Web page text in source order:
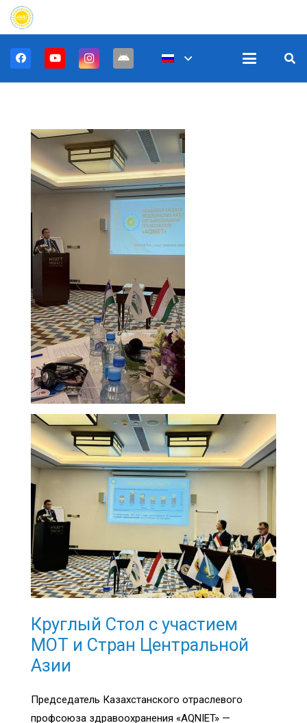
Круглый Стол с участием
МОТ и Стран Центральной
Азии
Председатель Казахстанского отраслевого
профсоюза здравоохранения «AQNIET» —